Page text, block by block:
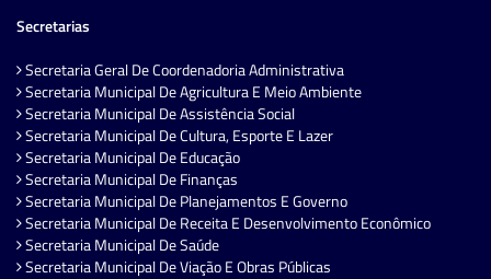
Secretarias
Secretaria Geral De Coordenadoria Administrativa
Secretaria Municipal De Agricultura E Meio Ambiente
Secretaria Municipal De Assistência Social
Secretaria Municipal De Cultura, Esporte E Lazer
Secretaria Municipal De Educação
Secretaria Municipal De Finanças
Secretaria Municipal De Planejamentos E Governo
Secretaria Municipal De Receita E Desenvolvimento Econômico
Secretaria Municipal De Saúde
Secretaria Municipal De Viação E Obras Públicas